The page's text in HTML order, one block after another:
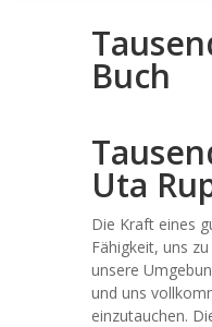
Buch
Uta
Die Kraft eines
Fähigkeit, uns
unsere
und uns
einzutauchen.